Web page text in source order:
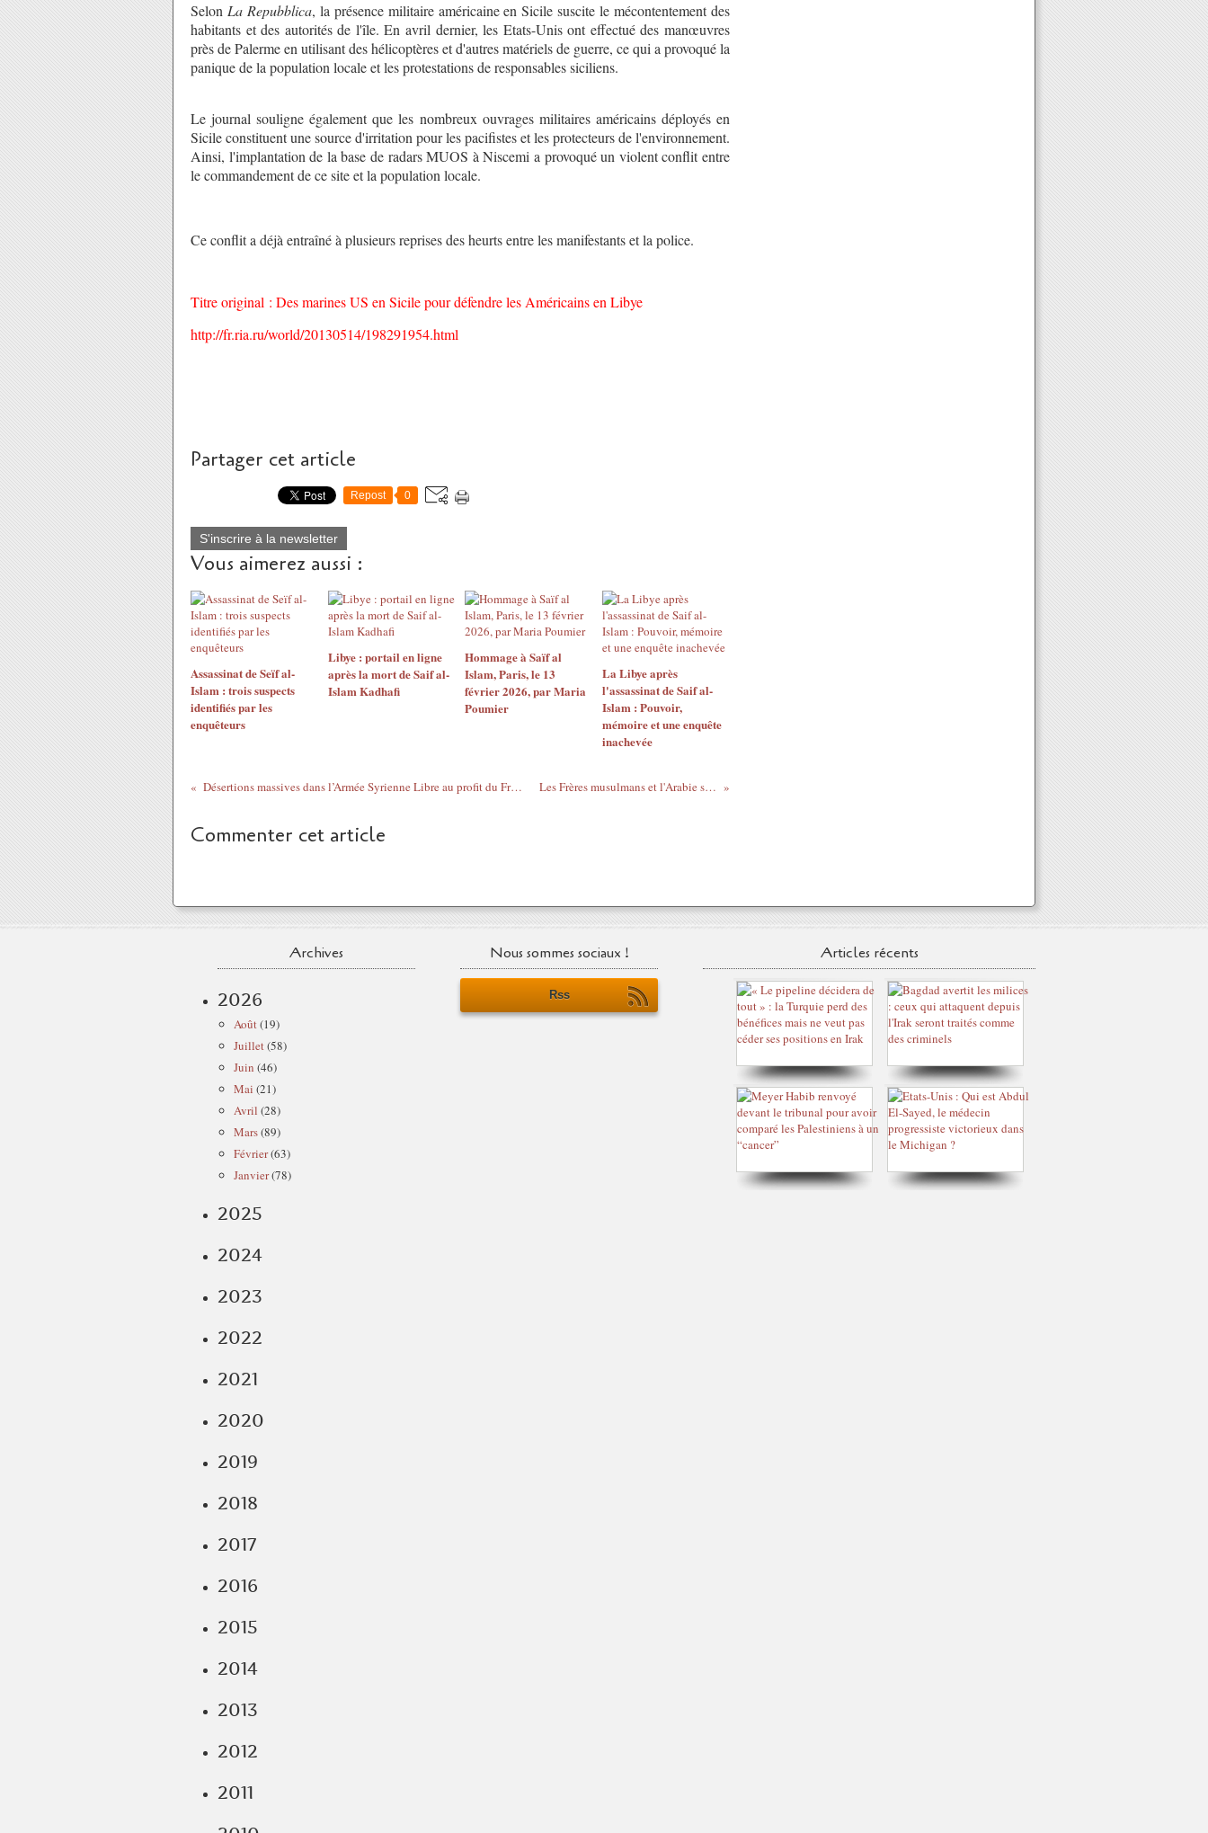
Selon La Repubblica, la présence militaire américaine en Sicile suscite le mécontentement des
habitants et des autorités de l'île. En avril dernier, les Etats-Unis ont effectué des manœuvres
près de Palerme en utilisant des hélicoptères et d'autres matériels de guerre, ce qui a provoqué la
panique de la population locale et les protestations de responsables siciliens.
Le journal souligne également que les nombreux ouvrages militaires américains déployés en
Sicile constituent une source d'irritation pour les pacifistes et les protecteurs de l'environnement.
Ainsi, l'implantation de la base de radars MUOS à Niscemi a provoqué un violent conflit entre
le commandement de ce site et la population locale.
Ce conflit a déjà entraîné à plusieurs reprises des heurts entre les manifestants et la police.
Titre original : Des marines US en Sicile pour défendre les Américains en Libye
http://fr.ria.ru/world/20130514/198291954.html
Partager cet article
Repost 0
S'inscrire à la newsletter
Vous aimerez aussi :
Assassinat de Seïf al-
Islam : trois suspects
identifiés par les
enquêteurs
Libye : portail en ligne
après la mort de Saif al-
Islam Kadhafi
Hommage à Saïf al
Islam, Paris, le 13
février 2026, par Maria
Poumier
La Libye après
l'assassinat de Saif al-
Islam : Pouvoir,
mémoire et une enquête
inachevée
Désertions massives dans l’Armée Syrienne Libre au profit du Front al-Nusra Les Frères musulmans et l'Arabie saoudite
Commenter cet article
Archives
2026
Août(19)
Juillet(58)
Juin (46)
Mai (21)
Avril (28)
Mars(89)
Février(63)
Janvier(78)
2025
2024
2023
2022
2021
2020
2019
2018
2017
2016
2015
2014
2013
2012
2011
Nous sommes sociaux !
Rss
Articles récents